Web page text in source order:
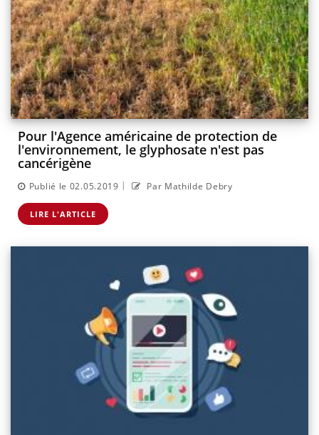
Pour l'Agence américaine de protection de
l'environnement, le glyphosate n'est pas
cancérigène
Publié le 02.05.2019 | Par Mathilde Debry
LIRE L'ARTICLE